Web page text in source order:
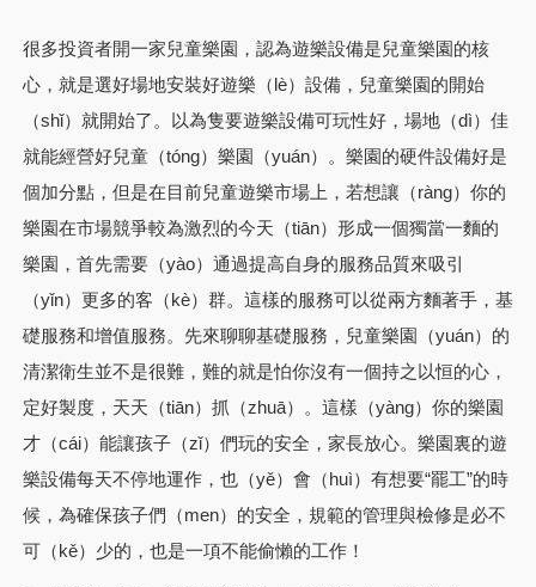
很多投資者開一家兒童樂園，認為遊樂設備是兒童樂園的核
心，就是選好場地安裝好遊樂（lè）設備，兒童樂園的開始
（shǐ）就開始了。以為隻要遊樂設備可玩性好，場地（dì）佳
就能經營好兒童（tóng）樂園（yuán）。樂園的硬件設備好是
個加分點，但是在目前兒童遊樂市場上，若想讓（ràng）你的
樂園在市場競爭較為激烈的今天（tiān）形成一個獨當一麵的
樂園，首先需要（yào）通過提高自身的服務品質來吸引
（yǐn）更多的客（kè）群。這樣的服務可以從兩方麵著手，基
礎服務和增值服務。先來聊聊基礎服務，兒童樂園（yuán）的
清潔衛生並不是很難，難的就是怕你沒有一個持之以恒的心，
定好製度，天天（tiān）抓（zhuā）。這樣（yàng）你的樂園
才（cái）能讓孩子（zǐ）們玩的安全，家長放心。樂園裏的遊
樂設備每天不停地運作，也（yě）會（huì）有想要“罷工”的時
候，為確保孩子們（men）的安全，規範的管理與檢修是必不
可（kě）少的，也是一項不能偷懶的工作！